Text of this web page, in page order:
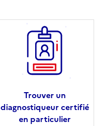
Trouver un
diagnostiqueur certifié
en particulier